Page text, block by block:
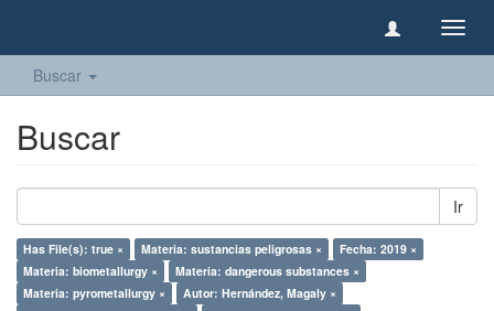
Buscar
Buscar
Ir
Has File(s): true × Materia: sustancias peligrosas ×
Fecha: 2019 ×
Materia: biometallurgy ×
Materia: dangerous substances ×
Materia: pyrometallurgy ×
Autor: Hernández, Magaly ×